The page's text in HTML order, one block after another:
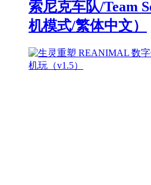
索尼克车队/Team
机模式/繁体中文）